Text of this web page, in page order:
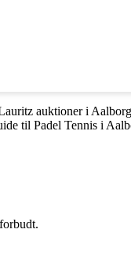
auktioner i Aalborg
til Padel Tennis i